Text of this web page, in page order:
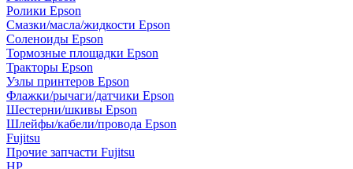
Ролики Epson
Смазки/масла/жидкости Epson
Соленоиды Epson
Тормозные площадки Epson
Тракторы Epson
Узлы принтеров Epson
Флажки/рычаги/датчики Epson
Шестерни/шкивы Epson
Шлейфы/кабели/провода Epson
Fujitsu
Прочие запчасти Fujitsu
HP